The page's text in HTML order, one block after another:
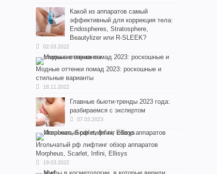
Какой из аппаратов самый
эффективный для коррекция тела:
Endospheres, Stratosphere,
Beautylizer или R-SLEEK?
02.03.2022
Модные оттенки помад 2023: роскошные и
стильные варианты
18.11.2022
Главные бьюти-тренды 2023 года:
разбираемся с экспертом
07.03.2023
Игольчатый рф лифтинг обзор аппаратов
Morpheus, Scarlet, Infini, Ellisys
19.03.2022